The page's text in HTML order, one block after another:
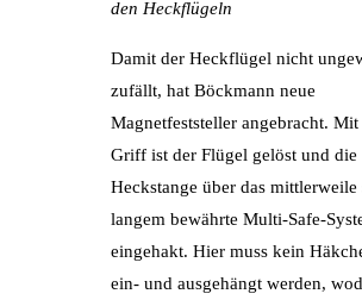
den Heckflügeln
Damit der Heckflügel nicht
zufällt, hat Böckmann neue
Magnetfeststeller angebracht. Mit
Griff ist der Flügel gelöst und die
Heckstange über das mittlerweile
langem bewährte Multi-Safe-
eingehakt. Hier muss kein
ein- und ausgehängt werden,